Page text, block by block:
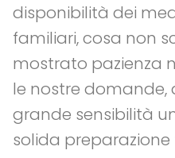
disponibilità dei
familiari, cosa non
mostrato pazienza
le nostre
grande sensibilità
solida preparazione